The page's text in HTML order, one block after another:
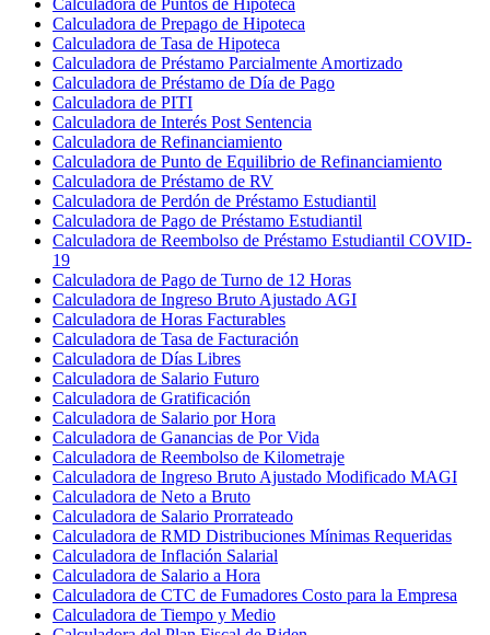
Calculadora de Prepago de Hipoteca
Calculadora de Tasa de Hipoteca
Calculadora de Préstamo Parcialmente Amortizado
Calculadora de Préstamo de Día de Pago
Calculadora de PITI
Calculadora de Interés Post Sentencia
Calculadora de Refinanciamiento
Calculadora de Punto de Equilibrio de Refinanciamiento
Calculadora de Préstamo de RV
Calculadora de Perdón de Préstamo Estudiantil
Calculadora de Pago de Préstamo Estudiantil
Calculadora de Reembolso de Préstamo Estudiantil COVID-
19
Calculadora de Pago de Turno de 12 Horas
Calculadora de Ingreso Bruto Ajustado AGI
Calculadora de Horas Facturables
Calculadora de Tasa de Facturación
Calculadora de Días Libres
Calculadora de Salario Futuro
Calculadora de Gratificación
Calculadora de Salario por Hora
Calculadora de Ganancias de Por Vida
Calculadora de Reembolso de Kilometraje
Calculadora de Ingreso Bruto Ajustado Modificado MAGI
Calculadora de Neto a Bruto
Calculadora de Salario Prorrateado
Calculadora de RMD Distribuciones Mínimas Requeridas
Calculadora de Inflación Salarial
Calculadora de Salario a Hora
Calculadora de CTC de Fumadores Costo para la Empresa
Calculadora de Tiempo y Medio